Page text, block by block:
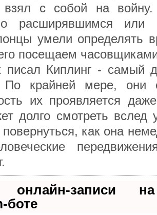
взял с собой на
расширявшимся или
умели определять
посещаем
писал Киплинг - самый
По крайней мере, они
их проявляется
долго смотреть вслед
повернуться, как она
онлайн-записи
боте